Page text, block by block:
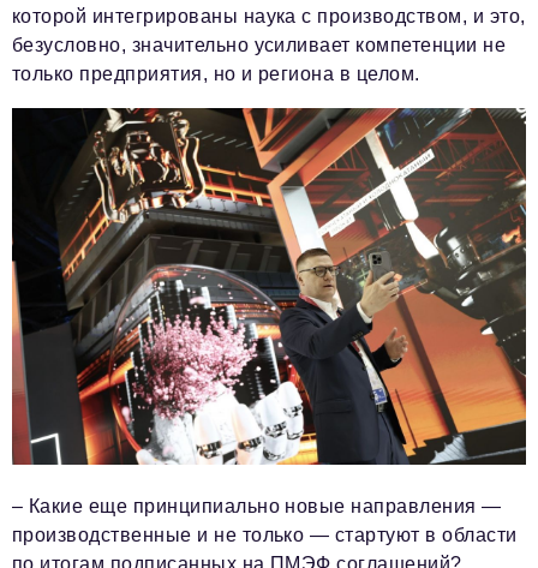
которой интегрированы наука с производством, и это,
безусловно, значительно усиливает компетенции не
только предприятия, но и региона в целом.
– Какие еще принципиально новые направления —
производственные и не только — стартуют в области